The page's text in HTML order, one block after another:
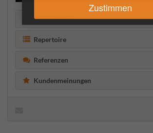
Zustimmen
Beschreibung
Repertoire
Referenzen
Kundenmeinungen